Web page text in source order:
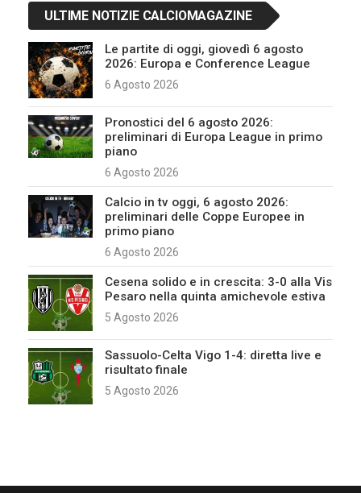
ULTIME NOTIZIE CALCIOMAGAZINE
Le partite di oggi, giovedì 6 agosto
2026: Europa e Conference League
6 Agosto 2026
Pronostici del 6 agosto 2026:
preliminari di Europa League in primo
piano
6 Agosto 2026
Calcio in tv oggi, 6 agosto 2026:
preliminari delle Coppe Europee in
primo piano
6 Agosto 2026
Cesena solido e in crescita: 3-0 alla Vis
Pesaro nella quinta amichevole estiva
5 Agosto 2026
Sassuolo-Celta Vigo 1-4: diretta live e
risultato finale
5 Agosto 2026